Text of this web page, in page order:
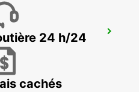
24 h/24
cachés